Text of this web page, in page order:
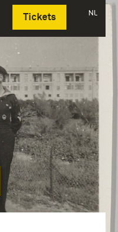
Tickets NL
Deutsch